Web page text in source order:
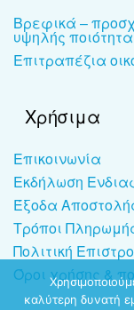
Βρεφικά –
υψηλής
Επιτραπέζια
Χρήσιμα
Επικοινωνία
Εκδήλωση
Έξοδα
Τρόποι
Πολιτική
Όροι χρήσης &
καλύτερη δυνατή